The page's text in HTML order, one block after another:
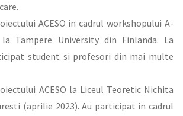
ACESO in cadrul workshopului A-
Tampere University din Finlanda. La
student si profesori din mai multe
ACESO la Liceul Teoretic Nichita
(aprilie 2023). Au participat in cadrul